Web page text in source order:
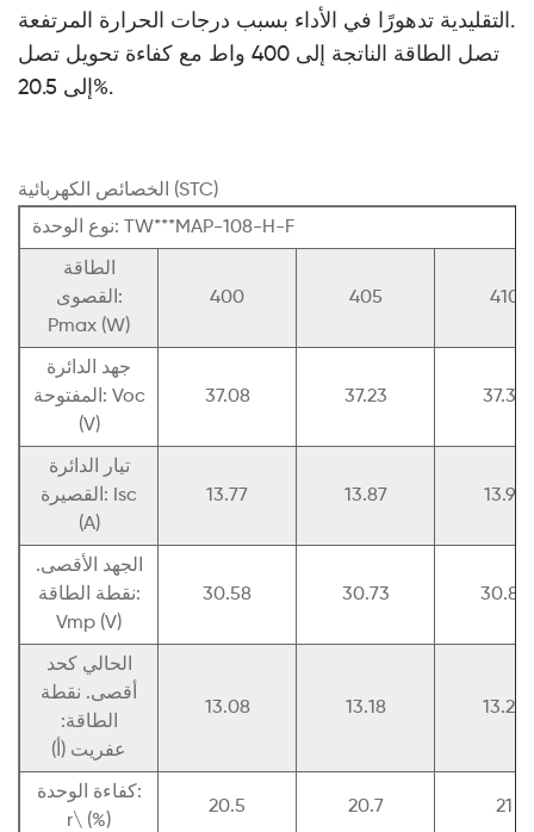
التقليدية تدهورًا في الأداء بسبب درجات الحرارة المرتفعة.
تصل الطاقة الناتجة إلى 400 واط مع كفاءة تحويل تصل
إلى 20.5%.
الخصائص الكهربائية (STC)
نوع الوحدة: TW***MAP-108-H-F
الطاقة
القصوى:
Pmax (W)
400 405 410
جهد الدائرة
المفتوحة: Voc
(V)
37.08 37.23 37.38
تيار الدائرة
القصيرة: Isc
(A)
13.77 13.87 13.92
الجهد الأقصى.
نقطة الطاقة:
Vmp (V)
30.58 30.73 30.88
الحالي كحد
أقصى. نقطة
الطاقة:
عفريت (أ)
13.08 13.18 13.28
كفاءة الوحدة:
r\ (%)
20.5 20.7 21